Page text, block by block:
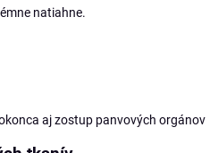
natiahne.
aj zostup panvových orgánov